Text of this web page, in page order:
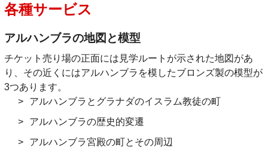
各種サービス
アルハンブラの地図と模型
チケット売り場の正面には見学ルートが示された地図があ
り、その近くにはアルハンブラを模したブロンズ製の模型が
3つあります。
アルハンブラとグラナダのイスラム教徒の町
アルハンブラの歴史的変遷
アルハンブラ宮殿の町とその周辺